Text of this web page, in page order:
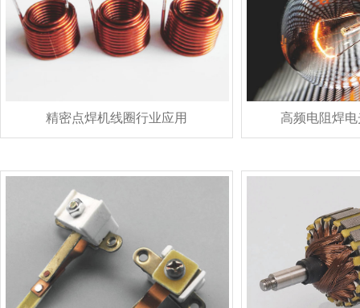
精密点焊机线圈行业应用 高频电阻焊